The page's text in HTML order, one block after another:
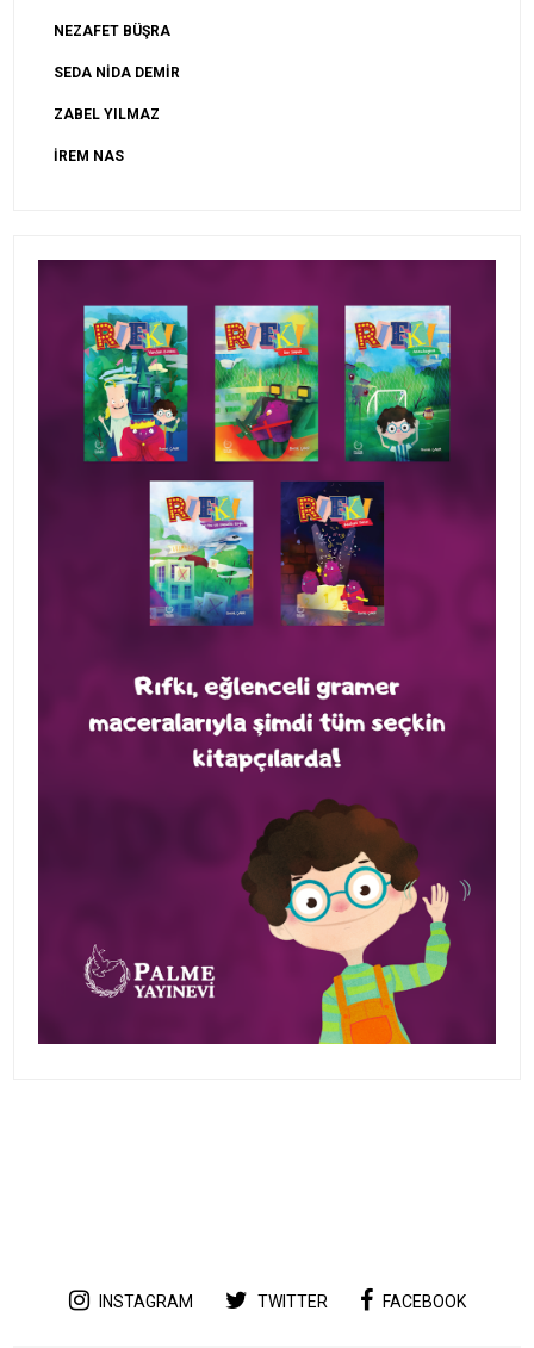
NEZAFET BÜŞRA
SEDA NİDA DEMİR
ZABEL YILMAZ
İREM NAS
INSTAGRAM TWITTER FACEBOOK